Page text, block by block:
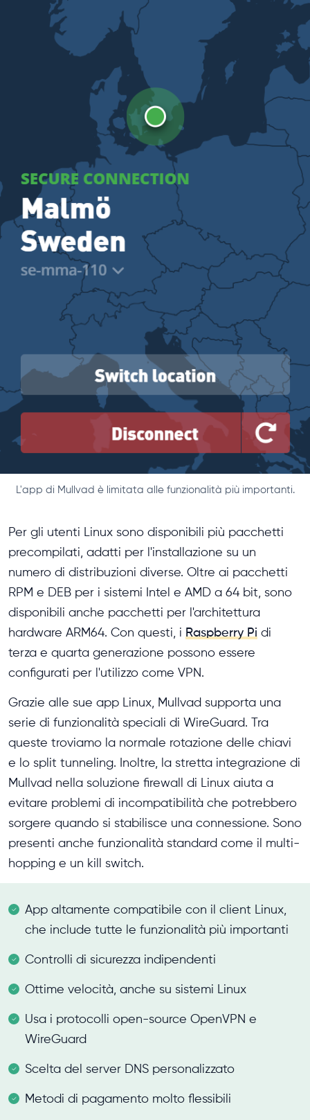
L'app di Mullvad è limitata alle funzionalità più importanti.
Per gli utenti Linux sono disponibili più pacchetti
precompilati, adatti per l'installazione su un
numero di distribuzioni diverse. Oltre ai pacchetti
RPM e DEB per i sistemi Intel e AMD a 64 bit, sono
disponibili anche pacchetti per l'architettura
hardware ARM64. Con questi, i Raspberry Pi di
terza e quarta generazione possono essere
configurati per l'utilizzo come VPN.
Grazie alle sue app Linux, Mullvad supporta una
serie di funzionalità speciali di WireGuard. Tra
queste troviamo la normale rotazione delle chiavi
e lo split tunneling. Inoltre, la stretta integrazione di
Mullvad nella soluzione firewall di Linux aiuta a
evitare problemi di incompatibilità che potrebbero
sorgere quando si stabilisce una connessione. Sono
presenti anche funzionalità standard come il multi-
hopping e un kill switch.
App altamente compatibile con il client Linux,
che include tutte le funzionalità più importanti
Controlli di sicurezza indipendenti
Ottime velocità, anche su sistemi Linux
Usa i protocolli open-source OpenVPN e
WireGuard
Scelta del server DNS personalizzato
Metodi di pagamento molto flessibili